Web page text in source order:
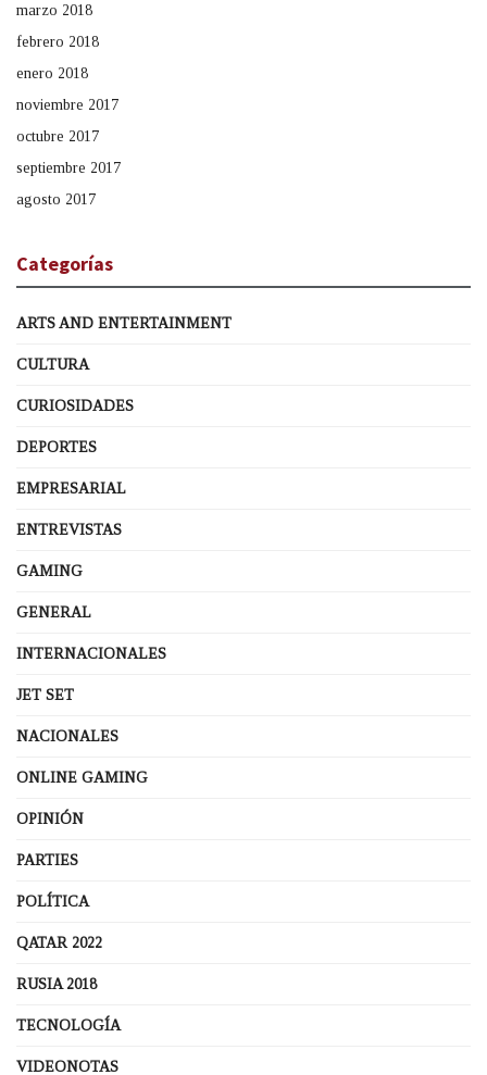
marzo 2018
febrero 2018
enero 2018
noviembre 2017
octubre 2017
septiembre 2017
agosto 2017
Categorías
ARTS AND ENTERTAINMENT
CULTURA
CURIOSIDADES
DEPORTES
EMPRESARIAL
ENTREVISTAS
GAMING
GENERAL
INTERNACIONALES
JET SET
NACIONALES
ONLINE GAMING
OPINIÓN
PARTIES
POLÍTICA
QATAR 2022
RUSIA 2018
TECNOLOGÍA
VIDEONOTAS